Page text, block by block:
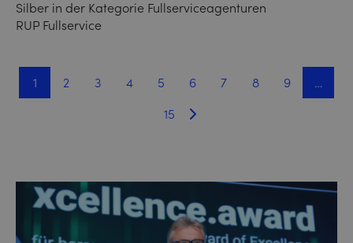
Silber in der Kategorie Fullserviceagenturen
RUP Fullservice
1 2 3 4 5 6 7 8 9
…
15